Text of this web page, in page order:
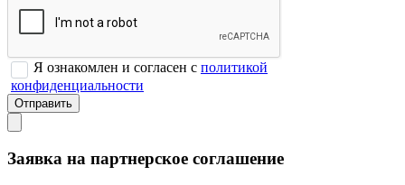
Я ознакомлен и согласен с политикой
конфиденциальности
Заявка на партнерское соглашение